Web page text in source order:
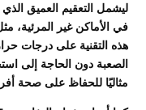
ليشمل التعقيم العميق
في الأماكن غير المرئية،
هذه التقنية على درجات
الصعبة دون الحاجة إلى
مثاليًا للحفاظ على صحة